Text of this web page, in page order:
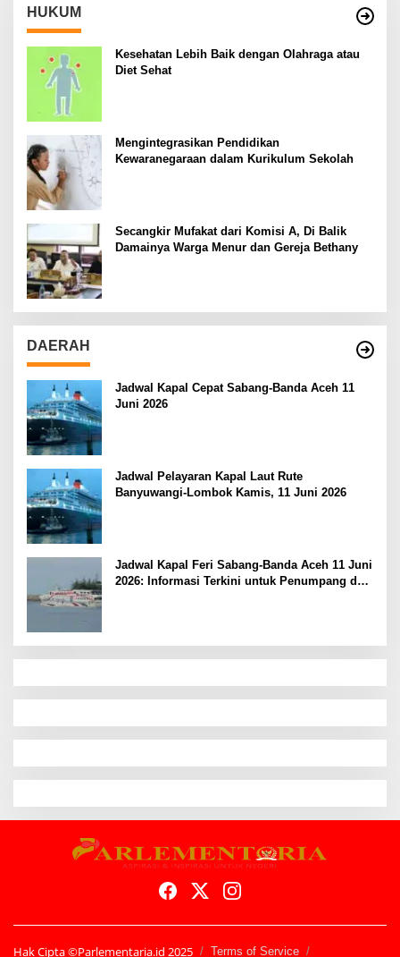
HUKUM
Kesehatan Lebih Baik dengan Olahraga atau
Diet Sehat
Mengintegrasikan Pendidikan
Kewaranegaraan dalam Kurikulum Sekolah
Secangkir Mufakat dari Komisi A, Di Balik
Damainya Warga Menur dan Gereja Bethany
DAERAH
Jadwal Kapal Cepat Sabang-Banda Aceh 11
Juni 2026
Jadwal Pelayaran Kapal Laut Rute
Banyuwangi-Lombok Kamis, 11 Juni 2026
Jadwal Kapal Feri Sabang-Banda Aceh 11 Juni
2026: Informasi Terkini untuk Penumpang dan
Hak Cipta ©Parlementaria.id 2025 Terms of Service